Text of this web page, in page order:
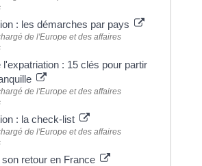
: les démarches par pays
de l'Europe et des affaires
l'expatriation : 15 clés pour partir
de l'Europe et des affaires
: la check-list
de l'Europe et des affaires
retour en France